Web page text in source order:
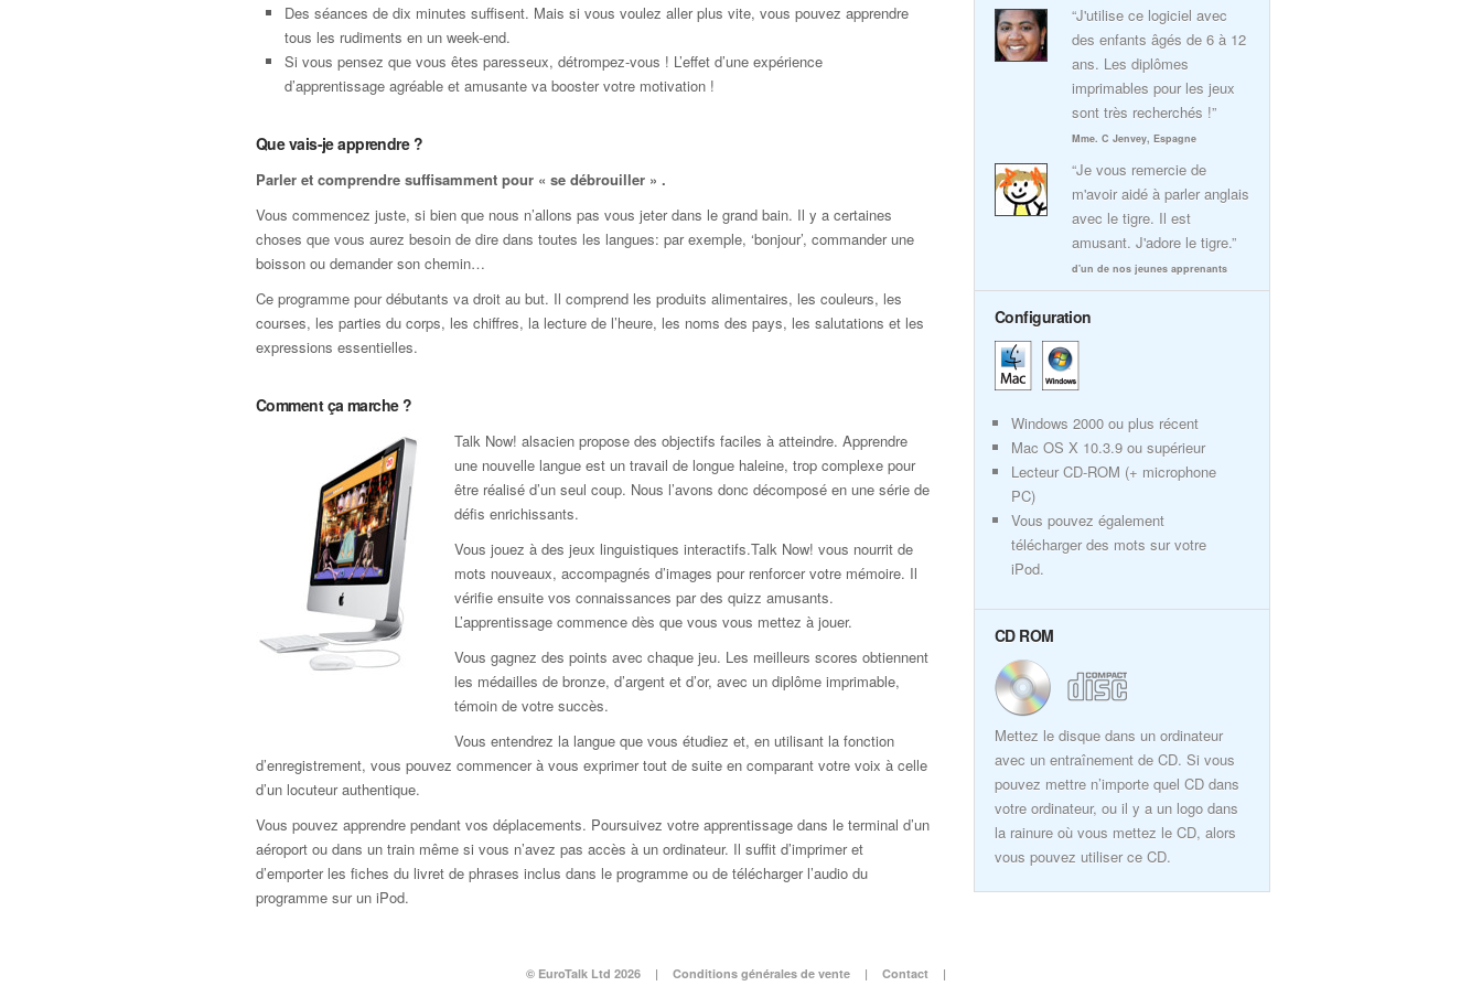
Des séances de dix minutes suffisent. Mais si vous voulez aller plus vite, vous pouvez apprendre
tous les rudiments en un week-end.
Si vous pensez que vous êtes paresseux, détrompez-vous ! L’effet d’une expérience
d’apprentissage agréable et amusante va booster votre motivation !
Que vais-je apprendre ?
Parler et comprendre suffisamment pour « se débrouiller » .
Vous commencez juste, si bien que nous n’allons pas vous jeter dans le grand bain. Il y a certaines
choses que vous aurez besoin de dire dans toutes les langues: par exemple, ‘bonjour’, commander une
boisson ou demander son chemin…
Ce programme pour débutants va droit au but. Il comprend les produits alimentaires, les couleurs, les
courses, les parties du corps, les chiffres, la lecture de l’heure, les noms des pays, les salutations et les
expressions essentielles.
Comment ça marche ?
Talk Now! alsacien propose des objectifs faciles à atteindre. Apprendre
une nouvelle langue est un travail de longue haleine, trop complexe pour
être réalisé d’un seul coup. Nous l’avons donc décomposé en une série de
défis enrichissants.
Vous jouez à des jeux linguistiques interactifs.Talk Now! vous nourrit de
mots nouveaux, accompagnés d’images pour renforcer votre mémoire. Il
vérifie ensuite vos connaissances par des quizz amusants.
L’apprentissage commence dès que vous vous mettez à jouer.
Vous gagnez des points avec chaque jeu. Les meilleurs scores obtiennent
les médailles de bronze, d’argent et d’or, avec un diplôme imprimable,
témoin de votre succès.
Vous entendrez la langue que vous étudiez et, en utilisant la fonction
d’enregistrement, vous pouvez commencer à vous exprimer tout de suite en comparant votre voix à celle
d’un locuteur authentique.
Vous pouvez apprendre pendant vos déplacements. Poursuivez votre apprentissage dans le terminal d’un
aéroport ou dans un train même si vous n’avez pas accès à un ordinateur. Il suffit d’imprimer et
d’emporter les fiches du livret de phrases inclus dans le programme ou de télécharger l’audio du
programme sur un iPod.
“J'utilise ce logiciel avec
des enfants âgés de 6 à 12
ans. Les diplômes
imprimables pour les jeux
sont très recherchés !”
Mme. C Jenvey, Espagne
“Je vous remercie de
m'avoir aidé à parler anglais
avec le tigre. Il est
amusant. J'adore le tigre.”
d'un de nos jeunes apprenants
Configuration
Windows 2000 ou plus récent
Mac OS X 10.3.9 ou supérieur
Lecteur CD-ROM (+ microphone
PC)
Vous pouvez également
télécharger des mots sur votre
iPod.
CD ROM
Mettez le disque dans un ordinateur
avec un entraînement de CD. Si vous
pouvez mettre n’importe quel CD dans
votre ordinateur, ou il y a un logo dans
la rainure où vous mettez le CD, alors
vous pouvez utiliser ce CD.
© EuroTalk Ltd 2026 | Conditions générales de vente | Contact |